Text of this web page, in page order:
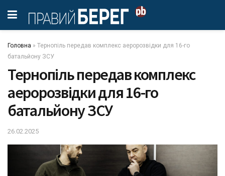
Головна » Тернопіль передав комплекс аеророзвідки для 16-го
батальйону ЗСУ
Тернопіль передав комплекс
аеророзвідки для 16-го
батальйону ЗСУ
26.02.2025